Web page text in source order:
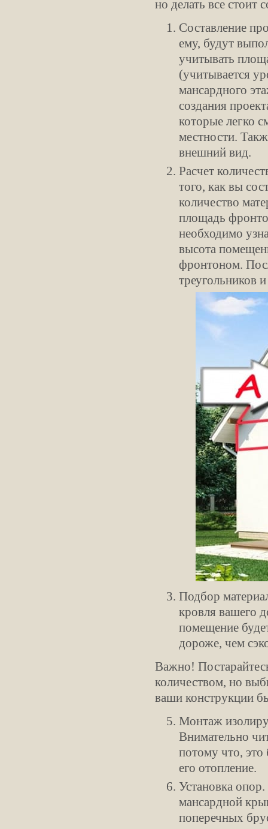
но делать все стоит
Составление
ему, будут
учитывать
(учитывается
мансардного
создания
которые легко
местности.
внешний вид.
Расчет
того, как вы
количество
площадь
необходимо
высота
фронтоном.
треугольников
Подбор
кровля вашего
помещение
дороже, чем
Важно!
количеством, но
ваши конструкции
Монтаж
Внимательно
потому что, это
его отопление.
Установка
мансардной
поперечных